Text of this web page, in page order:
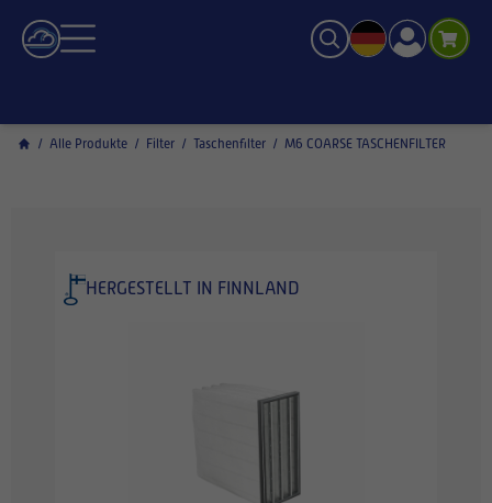
/ Alle Produkte / Filter / Taschenfilter / M6 COARSE TASCHENFILTER
HERGESTELLT IN FINNLAND